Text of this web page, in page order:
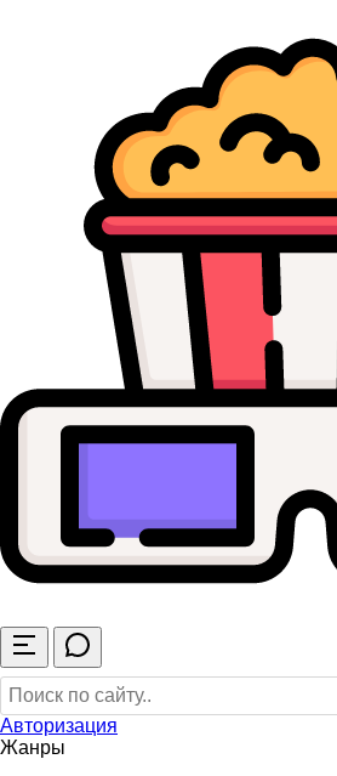
Авторизация
Жанры